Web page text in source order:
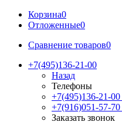
Корзина0
Отложенные0
Сравнение товаров0
+7(495)136-21-00‬
Назад
Телефоны
+7(495)136-21-00‬
+7(916)051-57-70
Заказать звонок